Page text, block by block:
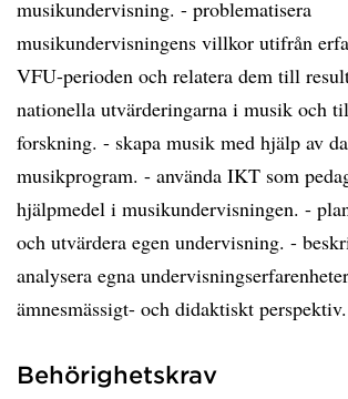
musikundervisning. - problematisera
musikundervisningens villkor utifrån
VFU-perioden och relatera dem till
nationella utvärderingarna i musik och
forskning. - skapa musik med hjälp av
musikprogram. - använda IKT som
hjälpmedel i musikundervisningen. -
och utvärdera egen undervisning. -
analysera egna
ämnesmässigt- och didaktiskt perspektiv.
Behörighetskrav